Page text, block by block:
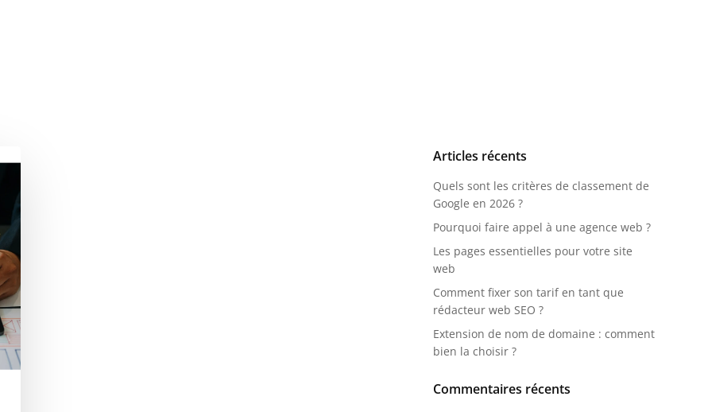
Articles récents
Quels sont les critères de classement de
Google en 2026 ?
Pourquoi faire appel à une agence web ?
Les pages essentielles pour votre site
web
Comment fixer son tarif en tant que
rédacteur web SEO ?
Extension de nom de domaine : comment
bien la choisir ?
Commentaires récents